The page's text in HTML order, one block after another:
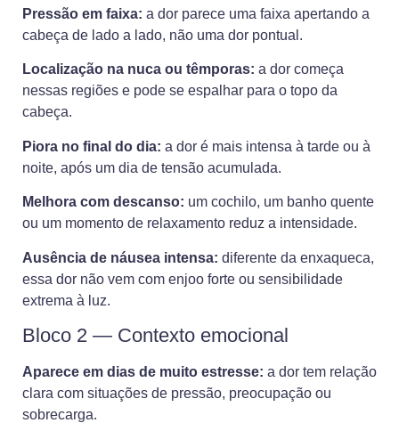
Pressão em faixa: a dor parece uma faixa apertando a
cabeça de lado a lado, não uma dor pontual.
Localização na nuca ou têmporas: a dor começa
nessas regiões e pode se espalhar para o topo da
cabeça.
Piora no final do dia: a dor é mais intensa à tarde ou à
noite, após um dia de tensão acumulada.
Melhora com descanso: um cochilo, um banho quente
ou um momento de relaxamento reduz a intensidade.
Ausência de náusea intensa: diferente da enxaqueca,
essa dor não vem com enjoo forte ou sensibilidade
extrema à luz.
Bloco 2 — Contexto emocional
Aparece em dias de muito estresse: a dor tem relação
clara com situações de pressão, preocupação ou
sobrecarga.